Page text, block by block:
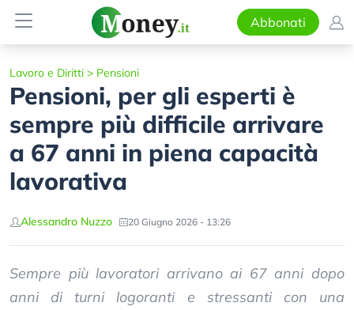
Abbonati
Lavoro e Diritti > Pensioni
Pensioni, per gli esperti è
sempre più difficile arrivare
a 67 anni in piena capacità
lavorativa
Alessandro Nuzzo 20 Giugno 2026 - 13:26
Sempre più lavoratori arrivano ai 67 anni dopo
anni di turni logoranti e stressanti con una